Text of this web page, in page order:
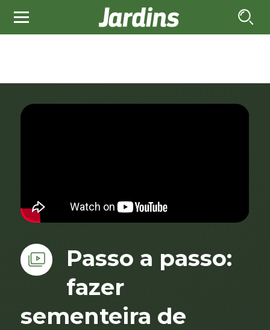
Passo a passo:
fazer
sementeira de